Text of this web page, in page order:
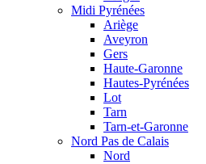
Midi Pyrénées
Ariège
Aveyron
Gers
Haute-Garonne
Hautes-Pyrénées
Lot
Tarn
Tarn-et-Garonne
Nord Pas de Calais
Nord